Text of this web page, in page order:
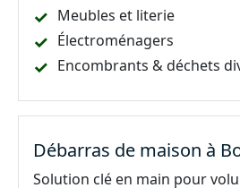
Meubles et literie
Électroménagers
Encombrants & déchets
Débarras de maison à
Solution clé en main pour